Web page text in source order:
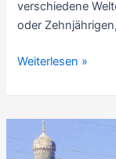
Sterne
verschiedene
oder
Romankritik:
and
Me,
von
Meera
Weiterlesen »